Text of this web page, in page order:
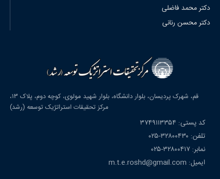
دکتر محمد فاضلی
دکتر محسن رنانی
قم، شهرک پردیسان، بلوار دانشگاه، بلوار شهید مولوی، کوچه دوم، پلاک ۱۳،
مرکز تحقیقات استراتژیک توسعه (رشد)
کد پستی: ۳۷۴۹۱۱۳۳۵۴
تلفن: ۳۲۸۰۰۴۳۰-۰۲۵
نمابر: ۳۲۸۰۰۴۱۷-۰۲۵
ایمیل: m.t.e.roshd@gmail.com